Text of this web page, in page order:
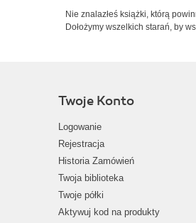
Nie znalazłeś książki, którą
Dołożymy wszelkich starań, by
Twoje Konto
Logowanie
Rejestracja
Historia Zamówień
Twoja biblioteka
Twoje półki
Aktywuj kod na produkty